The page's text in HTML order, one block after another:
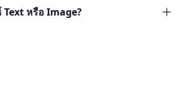
Text หรือ Image?